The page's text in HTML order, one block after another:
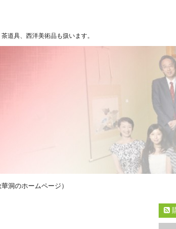
道具、西洋美術品も扱います。
洞のホームページ）